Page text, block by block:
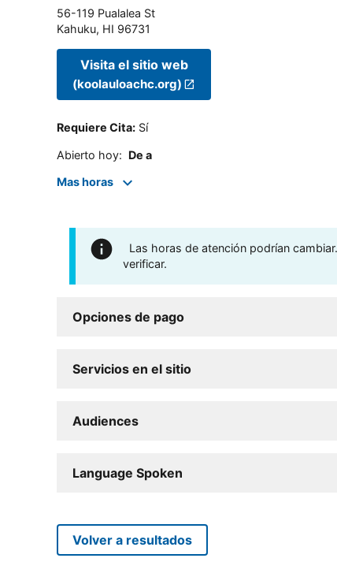
56-119 Pualalea St
Kahuku, HI 96731
Visita el sitio web
(koolauloachc.org)
Requiere Cita: Sí
Abierto hoy: De a
Mas horas
Las horas de atención podrían
verificar.
Opciones de pago
Servicios en el sitio
Audiences
Language Spoken
Volver a resultados